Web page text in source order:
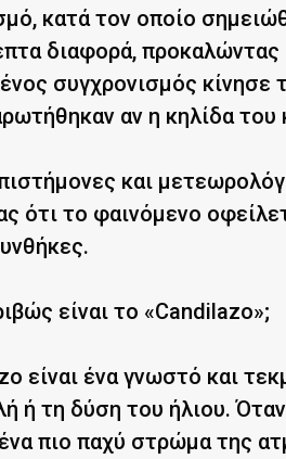
κατά τον οποίο
διαφορά,
συγχρονισμός κίνησε
αν η κηλίδα
και
ότι το φαινόμενο
είναι το «Candilazo»;
είναι ένα γνωστό και
ή τη δύση του ήλιου.
ένα πιο παχύ στρώμα της